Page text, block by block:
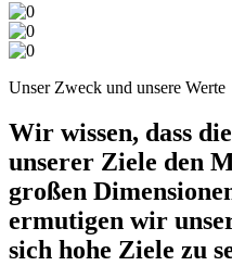
Unser Zweck und unsere Werte
Wir wissen, dass
unserer Ziele den
großen
ermutigen wir
sich hohe Ziele zu